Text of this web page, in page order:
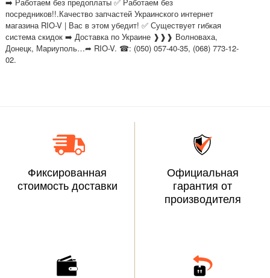
посредников!!.Качество запчастей Украинского интернет
магазина RIO-V | Вас в этом убедит! ✅ Существует гибкая
система скидок ➡️ Доставка по Украине ❱❱❱ Волноваха,
Донецк, Мариуполь…➦ RIO-V. ☎: (050) 057-40-35, (068) 773-12-
02.
Фиксированная
стоимость доставки
Официальная
гарантия от
производителя